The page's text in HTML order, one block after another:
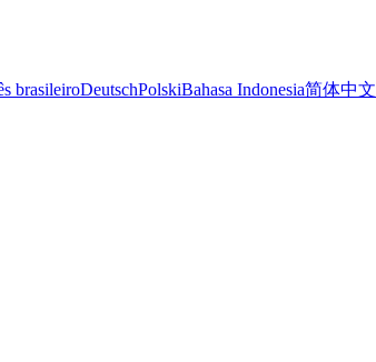
brasileiroDeutschPolskiBahasa Indonesia简体中文